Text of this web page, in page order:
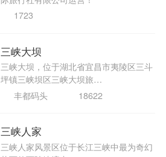
1723
三峡大坝
三峡大坝，位于湖北省宜昌市夷陵区三斗
坪镇三峡坝区三峡大坝旅…
丰都码头
18622
三峡人家
​三峡人家风景区位于长江三峡中最为奇幻